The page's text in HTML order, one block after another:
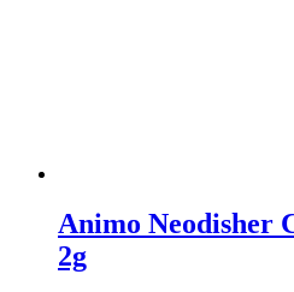
Animo Neodisher
2g